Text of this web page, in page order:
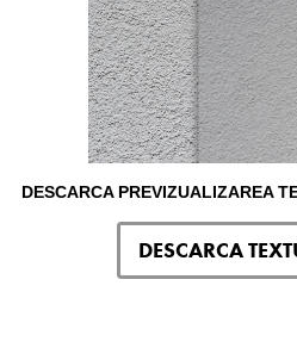
DESCARCA PREVIZUALIZAREA
DESCARCA